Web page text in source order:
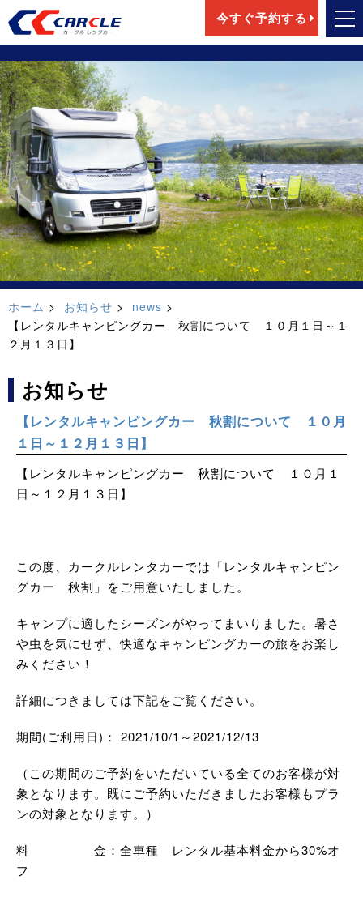
今すぐ予約する
ホーム お知らせ
news
【レンタルキャンピングカー 秋割について １０月１日～１
２月１３日】
お知らせ
【レンタルキャンピングカー 秋割について １０月
１日～１２月１３日】
【レンタルキャンピングカー 秋割について １０月１
日～１２月１３日】
この度、カークルレンタカーでは「レンタルキャンピン
グカー 秋割」をご用意いたしました。
キャンプに適したシーズンがやってまいりました。暑さ
や虫を気にせず、快適なキャンピングカーの旅をお楽し
みください！
詳細につきましては下記をご覧ください。
期間(ご利用日)： 2021/10/1～2021/12/13
（この期間のご予約をいただいている全てのお客様が対
象となります。既にご予約いただきましたお客様もプラ
ンの対象となります。）
料 金：全車種 レンタル基本料金から30%オ
フ